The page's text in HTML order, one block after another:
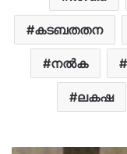
കടബതതന
നൽക
ലകഷ